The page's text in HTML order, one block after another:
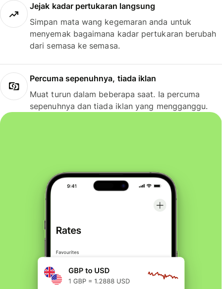
Jejak kadar pertukaran langsung
Simpan mata wang kegemaran anda untuk
menyemak bagaimana kadar pertukaran berubah
dari semasa ke semasa.
Percuma sepenuhnya, tiada iklan
Muat turun dalam beberapa saat. Ia percuma
sepenuhnya dan tiada iklan yang mengganggu.